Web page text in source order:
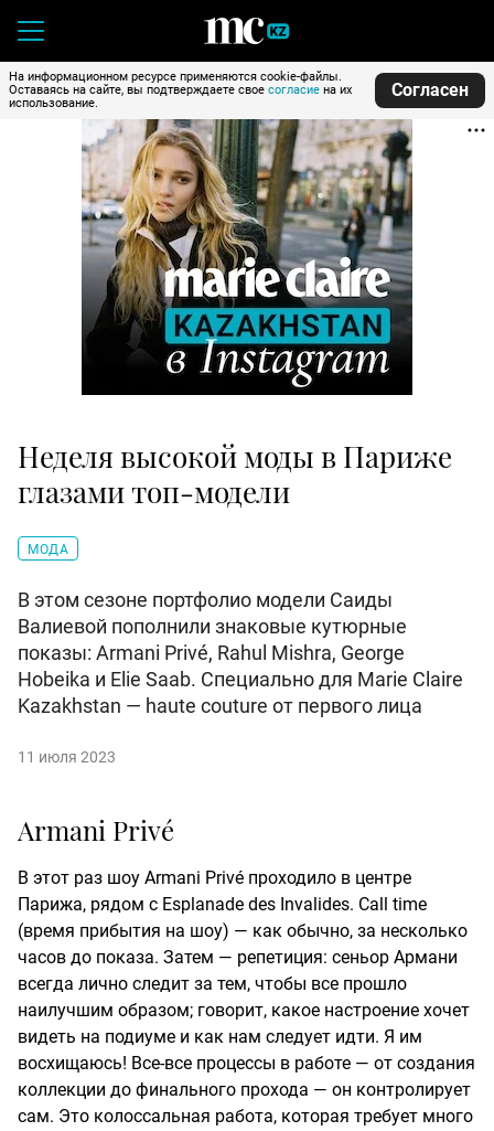
На информационном ресурсе применяются cookie-файлы.
Оставаясь на сайте, вы подтверждаете свое согласие на их
использование.
Согласен
Неделя высокой моды в Париже
глазами топ-модели
МОДА
В этом сезоне портфолио модели Саиды
Валиевой пополнили знаковые кутюрные
показы: Armani Privé, Rahul Mishra, George
Hobeika и Elie Saab. Специально для Marie Claire
Kazakhstan — haute couture от первого лица
11 июля 2023
Armani Privé
В этот раз шоу Armani Privé проходило в центре
Парижа, рядом с Esplanade des Invalides. Call time
(время прибытия на шоу) — как обычно, за несколько
часов до показа. Затем — репетиция: сеньор Армани
всегда лично следит за тем, чтобы все прошло
наилучшим образом; говорит, какое настроение хочет
видеть на подиуме и как нам следует идти. Я им
восхищаюсь! Все-все процессы в работе — от создания
коллекции до финального прохода — он контролирует
сам. Это колоссальная работа, которая требует много